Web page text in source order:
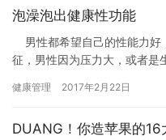
泡澡泡出健康性功能
男性都希望自己的性能力好
征，男性因为压力大，或者是
强性能力，可以多泡澡，泡澡
看，希望可以帮助男性朋友，
健康管理 2017年2月22日
DUANG！你造苹果的16